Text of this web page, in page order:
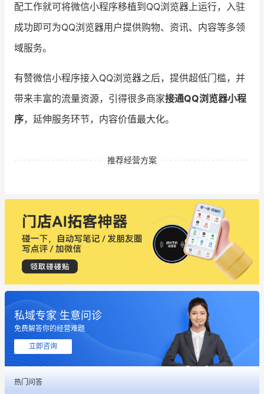
配工作就可将微信小程序移植到QQ浏览器上运行，入驻
成功即可为QQ浏览器用户提供购物、资讯、内容等多领
域服务。
有赞微信小程序接入QQ浏览器之后，提供超低门槛，并
带来丰富的流量资源，引得很多商家接通QQ浏览器小程
序，延伸服务环节，内容价值最大化。
推荐经营方案
私域专家 生意问诊
免费解答你的经营难题
立即咨询
热门问答